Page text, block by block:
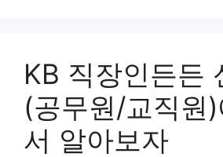
KB 직장인든든
(공무원/교직원
서 알아보자